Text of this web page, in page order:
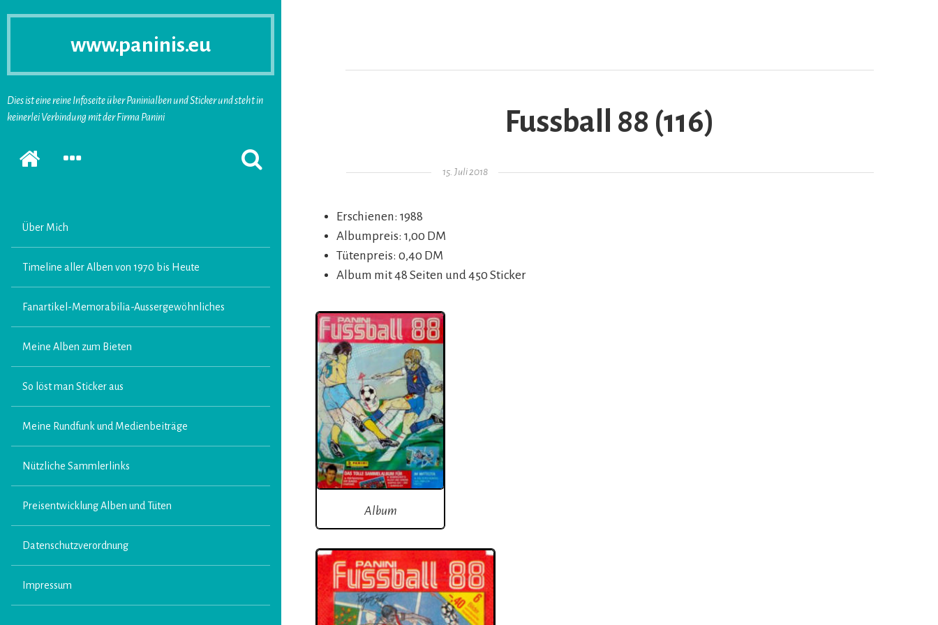
www.paninis.eu
Dies ist eine reine Infoseite über Paninialben und Sticker und steht in
keinerlei Verbindung mit der Firma Panini
Startseite
SEKUNDÄRE
SUCHFORMULAR
ERSCHEINEN
Über Mich
Timeline aller Alben von 1970 bis Heute
Fanartikel-Memorabilia-Aussergewöhnliches
Meine Alben zum Bieten
So löst man Sticker aus
Meine Rundfunk und Medienbeiträge
Nützliche Sammlerlinks
Preisentwicklung Alben und Tüten
Datenschutzverordnung
Impressum
Fussball 88 (116)
Gepostet am
15. Juli 2018
Erschienen: 1988
Albumpreis: 1,00 DM
Tütenpreis: 0,40 DM
Album mit 48 Seiten und 450 Sticker
Album